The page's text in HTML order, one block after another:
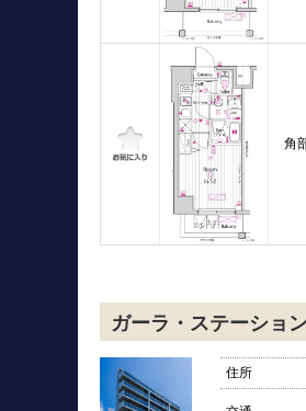
角
ガーラ・ステーショ
住所